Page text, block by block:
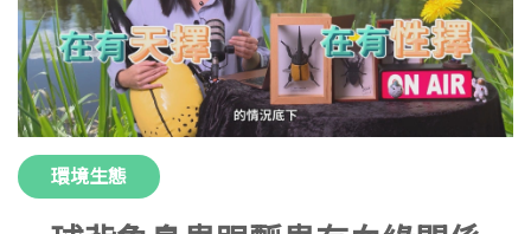
環境生態